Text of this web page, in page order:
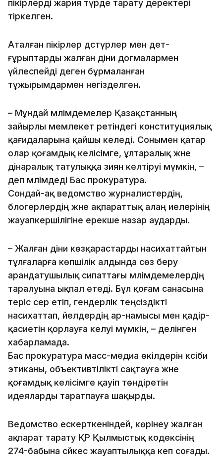
пікірлерді жария түрде тарату деректері
тіркелген.
Аталған пікірлер дәстүрлер мен әдет-
ғұрыптарды жалған діни догмалармен
үйлеспейді деген бұрмаланған
тұжырымдармен негізделген.
– Мұндай мәлімдемелер Қазақстанның
зайырлы мемлекет ретіндегі конституциялық
қағидаларына қайшы келеді. Сонымен қатар
олар қоғамдық келісімге, ұлтаралық және
дінаралық татулыққа зиян келтіруі мүмкін, –
деп мәлімдеді Бас прокуратура.
Сондай-ақ ведомство журналистердің,
блогерлердің және ақпараттық алаң иелерінің
жауапкершілігіне ерекше назар аударды.
– Жалған діни көзқарастарды насихаттайтын
тұлғаларға көпшілік алдында сөз беру
арандатушылық сипаттағы мәлімдемелердің
таралуына ықпал етеді. Бұл қоғам санасына
теріс әсер етіп, гендерлік теңсіздікті
насихаттап, әйелдердің ар-намысы мен қадір-
қасиетін қорлауға әкелуі мүмкін, – делінген
хабарламада.
Бас прокуратура масс-медиа өкілдерін кәсіби
этиканы, объективтілікті сақтауға және
қоғамдық келісімге қауіп төндіретін
идеяларды таратпауға шақырды.
Ведомство ескерткеніндей, көрінеу жалған
ақпарат тарату ҚР Қылмыстық кодексінің
274-бабына сәйкес жауаптылыққа әкеп соғады.